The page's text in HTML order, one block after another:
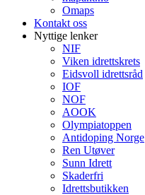
Omaps
Kontakt oss
Nyttige lenker
NIF
Viken idrettskrets
Eidsvoll idrettsråd
IOF
NOF
AOOK
Olympiatoppen
Antidoping Norge
Ren Utøver
Sunn Idrett
Skaderfri
Idrettsbutikken